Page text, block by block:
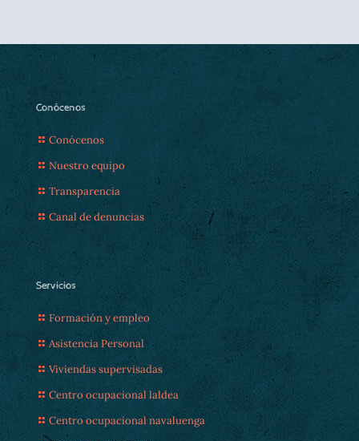
Conócenos
Conócenos
Nuestro equipo
Transparencia
Canal de denuncias
Servicios
Formación y empleo
Asistencia Personal
Viviendas supervisadas
Centro ocupacional laldea
Centro ocupacional navaluenga